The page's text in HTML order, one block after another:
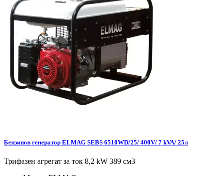
Бензинов генератор ELMAG SEBS 6510WD/25/ 400V/ 7 kVA/ 25л
Трифазен агрегат за ток 8,2 kW 389 см3